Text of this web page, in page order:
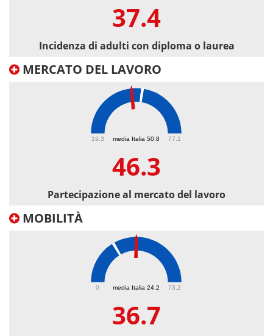
37.4
Incidenza di adulti con diploma o laurea
MERCATO DEL LAVORO
media Italia 50.8
19.3 77.1
46.3
Partecipazione al mercato del lavoro
MOBILITÀ
media Italia 24.2
0 73.2
36.7